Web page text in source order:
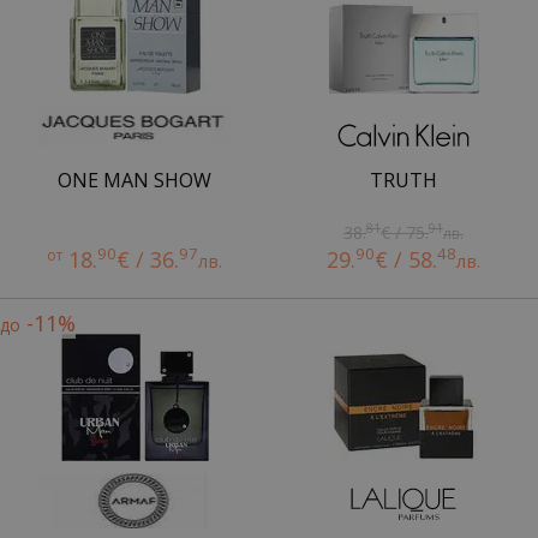
ONE MAN SHOW
от 18.90€ / 36.97лв.
TRUTH
38.81€ / 75.91лв.
29.90€ / 58.48лв.
до -11%